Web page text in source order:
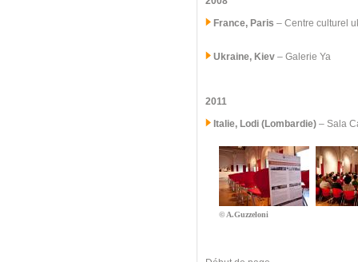
France, Paris – Centre culturel
Ukraine, Kiev – Galerie Ya
2011
Italie, Lodi (Lombardie) – Sala
© A.Guzzeloni